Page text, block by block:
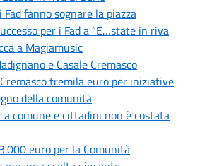
fanno sognare la piazza
per i Fad a “E…state in riva
a Magiamusic
e Casale Cremasco
tremila euro per iniziative
della comunità
a comune e cittadini non è costata
euro per la Comunità